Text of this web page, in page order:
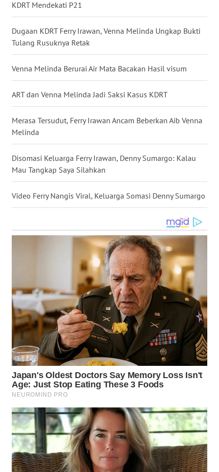
KDRT Mendekati P21
Dugaan KDRT Ferry Irawan, Venna Melinda Ungkap Bukti
Tulang Rusuknya Retak
Venna Melinda Berurai Air Mata Bacakan Hasil visum
ART dan Venna Melinda Jadi Saksi Kasus KDRT
Merasa Tersudut, Ferry Irawan Ancam Beberkan Aib Venna
Melinda
Disomasi Keluarga Ferry Irawan, Denny Sumargo: Kalau
Mau Tangkap Saya Silahkan
Video Ferry Nangis Viral, Keluarga Somasi Denny Sumargo
SUMSEL
WN
BENGKULU
WN
LAMPUNG
WN
JATENG
WN
WN
JATIM
WN
BALI
WN
KALBAR
WN
KALTENG
WN
KALTARA